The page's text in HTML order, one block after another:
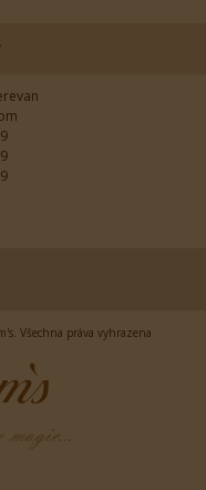
Všechna práva vyhrazena